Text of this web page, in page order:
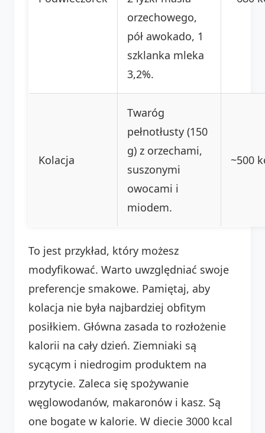
orzechowego,
pół awokado, 1
szklanka mleka
3,2%.
Kolacja
Twaróg
pełnotłusty (150
g) z orzechami,
suszonymi
owocami i
miodem.
~500
To jest przykład, który możesz
modyfikować. Warto uwzględniać swoje
preferencje smakowe. Pamiętaj, aby
kolacja nie była najbardziej obfitym
posiłkiem. Główna zasada to rozłożenie
kalorii na cały dzień. Ziemniaki są
sycącym i niedrogim produktem na
przytycie. Zaleca się spożywanie
węglowodanów, makaronów i kasz. Są
one bogate w kalorie. W diecie 3000 kcal